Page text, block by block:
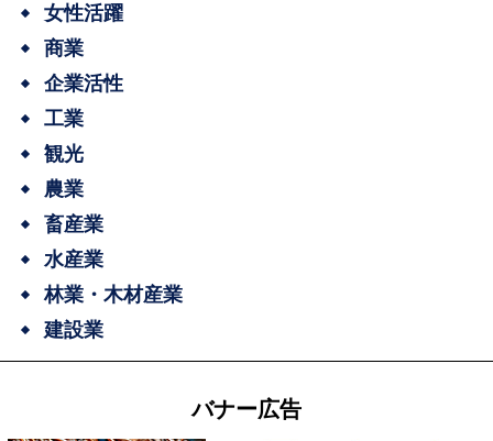
女性活躍
商業
企業活性
工業
観光
農業
畜産業
水産業
林業・木材産業
建設業
バナー広告